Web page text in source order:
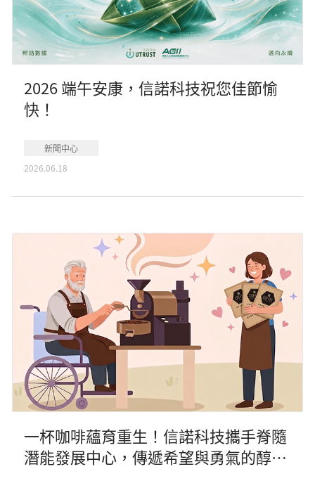
2026 端午安康，信諾科技祝您佳節愉
快！
新聞中心
2026.06.18
一杯咖啡蘊育重生！信諾科技攜手脊隨
潛能發展中心，傳遞希望與勇氣的醇厚